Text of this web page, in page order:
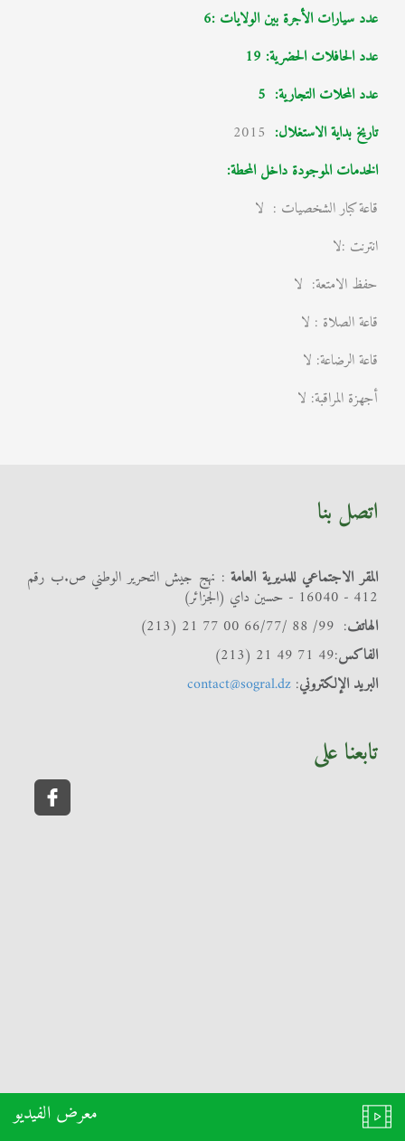
عدد سيارات الأجرة بين الولايات :6
عدد الحافلات الحضرية: 19
عدد المحلات التجارية: 5
تاريخ بداية الاستغلال:
2015
الخدمات الموجودة داخل المحطة:
قاعة كبار الشخصيات : لا
انترنت :لا
حفظ الامتعة: لا
قاعة الصلاة : لا
قاعة الرضاعة: لا
أجهزة المراقبة: لا
اتصل بنا
المقر الاجتماعي للمديرية العامة : نهج جيش التحرير الوطني ص.ب رقم
412 - 16040 - حسين داي (الجزائر)
الهاتف: 99/ 88 /66/77 00 77 21 (213)
الفاكس:49 71 49 21 (213)
البريد الإلكتروني:
contact@sogral.dz
تابعنا على
معرض الفيديو